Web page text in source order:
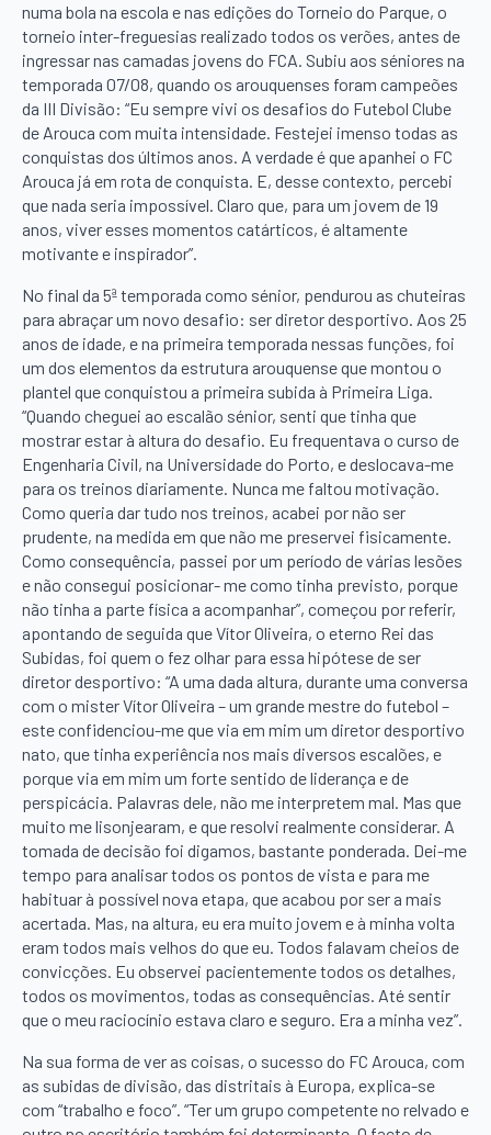
numa bola na escola e nas edições do Torneio do Parque, o
torneio inter-freguesias realizado todos os verões, antes de
ingressar nas camadas jovens do FCA. Subiu aos séniores na
temporada 07/08, quando os arouquenses foram campeões
da III Divisão: “Eu sempre vivi os desafios do Futebol Clube
de Arouca com muita intensidade. Festejei imenso todas as
conquistas dos últimos anos. A verdade é que apanhei o FC
Arouca já em rota de conquista. E, desse contexto, percebi
que nada seria impossível. Claro que, para um jovem de 19
anos, viver esses momentos catárticos, é altamente
motivante e inspirador”.
No final da 5ª temporada como sénior, pendurou as chuteiras
para abraçar um novo desafio: ser diretor desportivo. Aos 25
anos de idade, e na primeira temporada nessas funções, foi
um dos elementos da estrutura arouquense que montou o
plantel que conquistou a primeira subida à Primeira Liga.
“Quando cheguei ao escalão sénior, senti que tinha que
mostrar estar à altura do desafio. Eu frequentava o curso de
Engenharia Civil, na Universidade do Porto, e deslocava-me
para os treinos diariamente. Nunca me faltou motivação.
Como queria dar tudo nos treinos, acabei por não ser
prudente, na medida em que não me preservei fisicamente.
Como consequência, passei por um período de várias lesões
e não consegui posicionar- me como tinha previsto, porque
não tinha a parte física a acompanhar”, começou por referir,
apontando de seguida que Vítor Oliveira, o eterno Rei das
Subidas, foi quem o fez olhar para essa hipótese de ser
diretor desportivo: “A uma dada altura, durante uma conversa
com o mister Vítor Oliveira – um grande mestre do futebol –
este confidenciou-me que via em mim um diretor desportivo
nato, que tinha experiência nos mais diversos escalões, e
porque via em mim um forte sentido de liderança e de
perspicácia. Palavras dele, não me interpretem mal. Mas que
muito me lisonjearam, e que resolvi realmente considerar. A
tomada de decisão foi digamos, bastante ponderada. Dei-me
tempo para analisar todos os pontos de vista e para me
habituar à possível nova etapa, que acabou por ser a mais
acertada. Mas, na altura, eu era muito jovem e à minha volta
eram todos mais velhos do que eu. Todos falavam cheios de
convicções. Eu observei pacientemente todos os detalhes,
todos os movimentos, todas as consequências. Até sentir
que o meu raciocínio estava claro e seguro. Era a minha vez”.
Na sua forma de ver as coisas, o sucesso do FC Arouca, com
as subidas de divisão, das distritais à Europa, explica-se
com “trabalho e foco”. “Ter um grupo competente no relvado e